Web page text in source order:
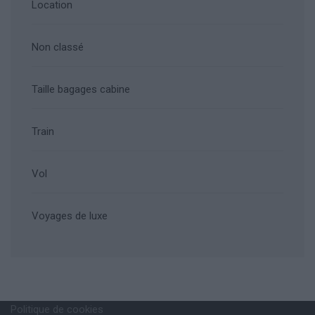
Location
Non classé
Taille bagages cabine
Train
Vol
Voyages de luxe